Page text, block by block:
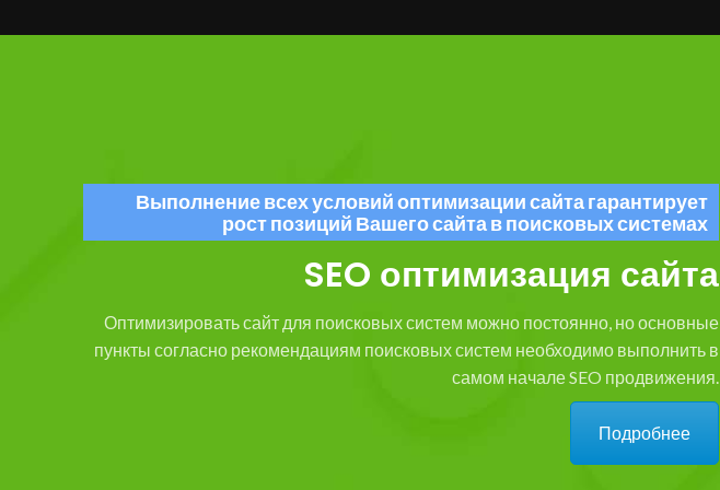
Выполнение всех условий оптимизации сайта гарантирует
рост позиций Вашего сайта в поисковых системах
SEO оптимизация сайта
Оптимизировать сайт для поисковых систем можно постоянно, но основные
пункты согласно рекомендациям поисковых систем необходимо выполнить в
самом начале SEO продвижения.
Подробнее